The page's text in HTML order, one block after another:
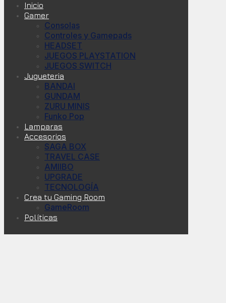
Inicio
Gamer
Consolas
Controles y Gamepads
HEADSET
JUEGOS PLAYSTATION
JUEGOS SWITCH
Jugueteria
BANDAI
GUNDAM
ZURU MINIS
Funko Pop
Lamparas
Accesorios
SAGA BOX
TRAVEL CASE
AMIIBO
UPGRADE
TECNOLOGÍA
Crea tu Gaming Room
GameRoom
Políticas